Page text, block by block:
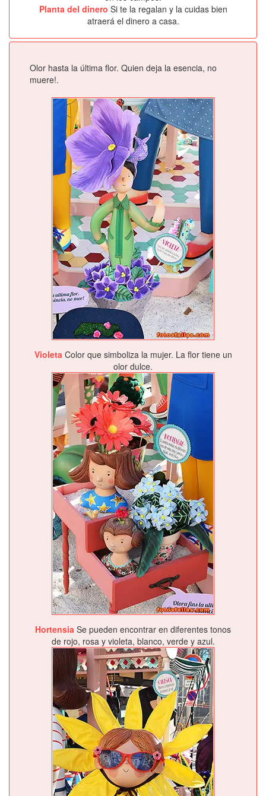
Planta del dinero Si te la regalan y la cuidas bien
atraerá el dinero a casa.
Olor hasta la última flor. Quien deja la esencia, no
muere!.
Violeta Color que simboliza la mujer. La flor tiene un
olor dulce.
Hortensia Se pueden encontrar en diferentes tonos
de rojo, rosa y violeta, blanco, verde y azul.